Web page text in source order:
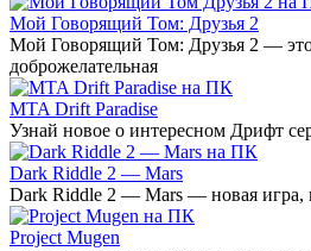
Мой Говорящий Том: Друзья 2
Мой Говорящий Том: Друзья 2 — это
доброжелательная
MTA Drift Paradise
Узнай новое о интересном Дрифт
Dark Riddle 2 — Mars
Dark Riddle 2 — Mars — новая игра,
Project Mugen